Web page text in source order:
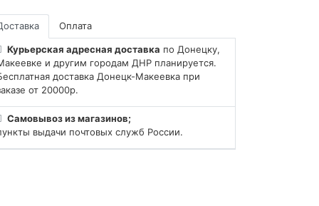
Оплата
Курьерская адресная доставка по Донецку,
и другим городам ДНР планируется.
доставка Донецк-Макеевка при
от 20000р.
Самовывоз из магазинов;
выдачи почтовых служб России.